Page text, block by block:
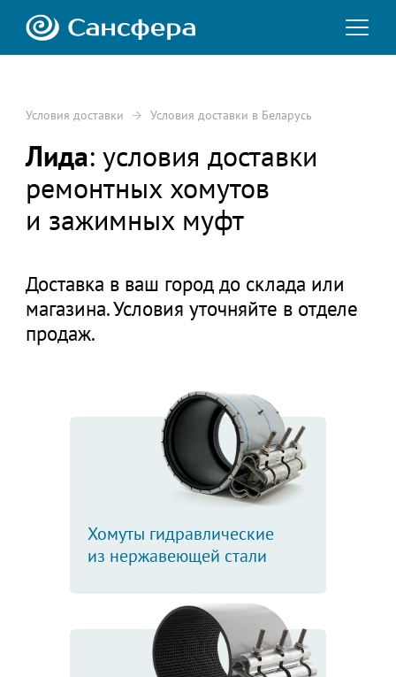
Условия доставки Условия доставки в Беларусь
Лида: условия доставки
ремонтных хомутов
и зажимных муфт
Доставка в ваш город до склада или
магазина. Условия уточняйте в отделе
продаж.
Хомуты гидравлические
из нержавеющей стали